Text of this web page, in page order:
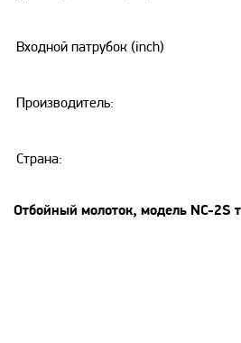
Входной патрубок (inch)
Производитель:
Страна:
Отбойный молоток, модель NC-2S